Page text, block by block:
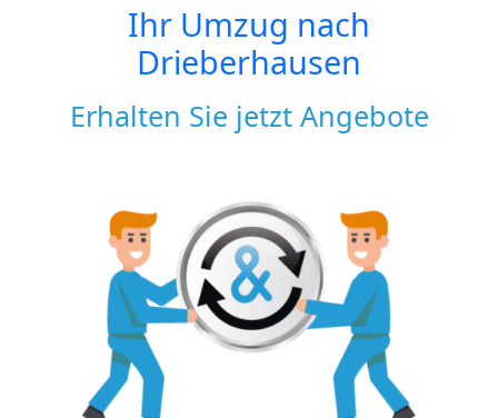
Ihr Umzug nach
Drieberhausen
Erhalten Sie jetzt Angebote